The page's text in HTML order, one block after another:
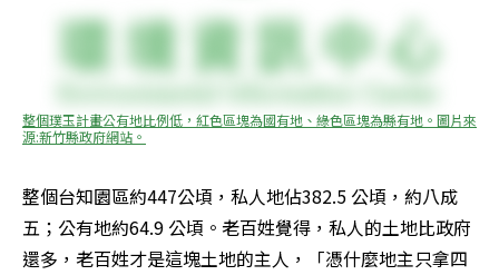
整個璞玉計畫公有地比例低，紅色區塊為國有地、綠色區塊為縣有地。圖片來
源:新竹縣政府網站。
整個台知園區約447公頃，私人地佔382.5 公頃，約八成
五；公有地約64.9 公頃。老百姓覺得，私人的土地比政府
還多，老百姓才是這塊土地的主人，「憑什麼地主只拿四